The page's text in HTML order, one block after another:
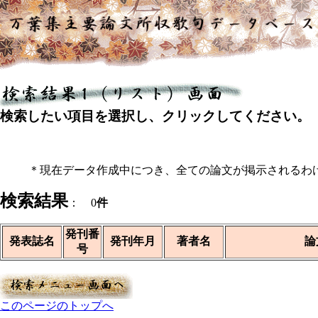
検索したい項目を選択し、クリックしてください。
＊現在データ作成中につき、全ての論文が掲示されるわ
検索結果 ： 0件
発表誌名
発刊番
号
発刊年月 著者名 論
このページのトップへ